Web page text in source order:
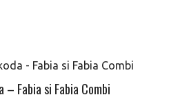
– Fabia si Fabia Combi